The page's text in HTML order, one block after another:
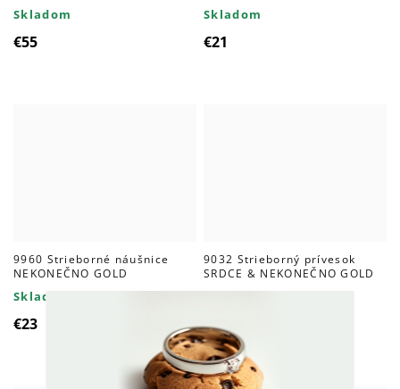
Skladom
€55
Skladom
€21
9960 Strieborné náušnice
NEKONEČNO GOLD
Skladom
€23
9032 Strieborný prívesok
SRDCE & NEKONEČNO GOLD
Skladom
€40,70